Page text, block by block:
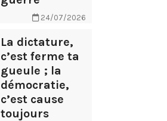
24/07/2026
La dictature,
c’est ferme ta
gueule ; la
démocratie,
c’est cause
toujours